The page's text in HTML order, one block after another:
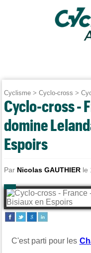
Cyclisme >Cyclo-cross >
Cyclo-cross -
domine
Espoirs
Par Nicolas GAUTHIER le
C'est parti pour les